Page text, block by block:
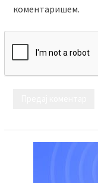
коментаришем.